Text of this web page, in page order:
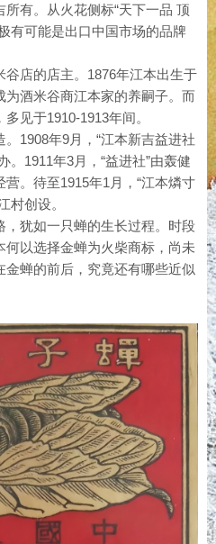
有。从火花侧标“天下一品 顶
有可能是出口中国市场的品牌
店的店主。1876年江本出生于
酒米谷商江本家的养嗣子。而
见于1910-1913年间。
1908年9月，“江本新吉益进社
。1911年3月，“益进社”由轰健
。待至1915年1月，“江本燐寸
村创设。
犹如一只蝉的生长过程。时段
以选择金蝉为火柴商标，尚未
蝉的前后，究竟还有哪些近似